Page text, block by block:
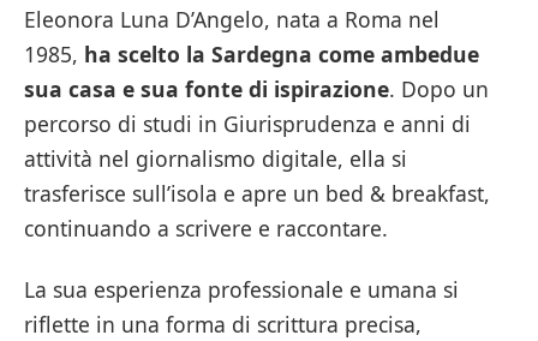
Eleonora Luna D’Angelo, nata a Roma nel
1985, ha scelto la Sardegna come ambedue
sua casa e sua fonte di ispirazione. Dopo un
percorso di studi in Giurisprudenza e anni di
attività nel giornalismo digitale, ella si
trasferisce sull’isola e apre un bed & breakfast,
continuando a scrivere e raccontare.
La sua esperienza professionale e umana si
riflette in una forma di scrittura precisa,